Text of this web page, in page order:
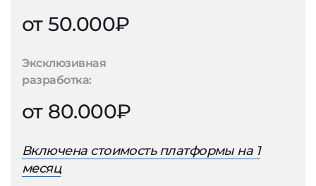
от 50.000₽
Эксклюзивная
разработка:
от 80.000₽
Включена стоимость платформы на 1
месяц